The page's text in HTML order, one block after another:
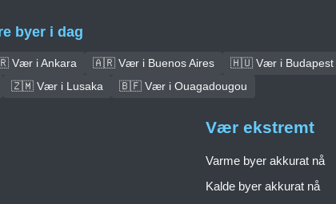
byer i dag
Vær i Ankara 🇦🇷 Vær i Buenos Aires 🇭🇺 Vær i Budapest
🇿🇲 Vær i Lusaka 🇧🇫 Vær i Ouagadougou
Vær ekstremt
Varme byer akkurat nå
Kalde byer akkurat nå